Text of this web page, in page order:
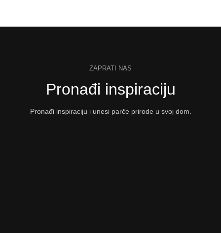
ZAPRATI NAS
Pronađi inspiraciju
Pronađi inspiraciju i unesi parče prirode u svoj dom.